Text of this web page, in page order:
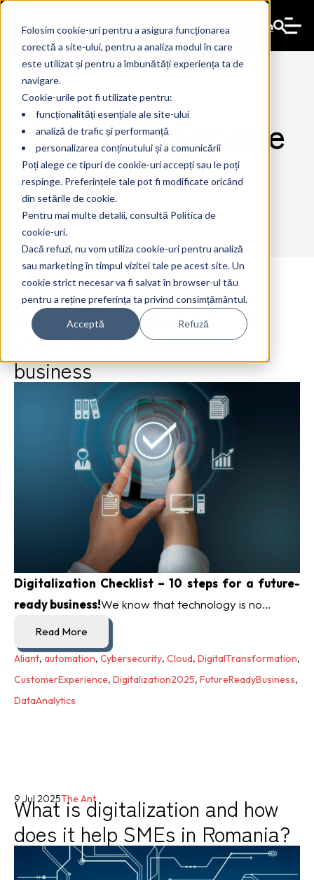
Folosim cookie-uri pentru a asigura funcționarea
corectă a site-ului, pentru a analiza modul în care
este utilizat și pentru a îmbunătăți experiența ta de
navigare.
Cookie-urile pot fi utilizate pentru:
funcționalități esențiale ale site-ului
analiză de trafic și performanță
personalizarea conținutului și a comunicării
Poți alege ce tipuri de cookie-uri accepți sau le poți
respinge. Preferințele tale pot fi modificate oricând
din setările de cookie.
Pentru mai multe detalii, consultă Politica de
cookie-uri.
Dacă refuzi, nu vom utiliza cookie-uri pentru analiză
sau marketing în timpul vizitei tale pe acest site. Un
cookie strict necesar va fi salvat în browser-ul tău
pentru a reține preferința ta privind consimțământul.
Acceptă Refuză
En
CustomerExperie
nce
Digitalization Checklist - 10
steps for a future-ready
business
20 Aug 2025The Ant
Digitalization Checklist – 10 steps for a future-
ready business!We know that technology is no...
Read More
Aliant, automation, Cybersecurity, Cloud, DigitalTransformation,
CustomerExperience, Digitalization2025, FutureReadyBusiness,
DataAnalytics
What is digitalization and how
does it help SMEs in Romania?
9 Jul 2025The Ant